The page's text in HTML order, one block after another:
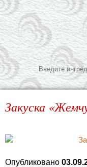
Закуска
Опубликовано